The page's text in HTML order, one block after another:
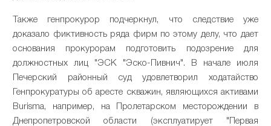
Также генпрокурор подчеркнул, что следствие уже
доказало фиктивность ряда фирм по этому делу, что дает
основания прокурорам подготовить подозрение для
должностных лиц "ЭСК "Эско-Пивнич". В начале июля
Печерский районный суд удовлетворил ходатайство
Генпрокуратуры об аресте скважин, являющихся активами
Burisma, например, на Пролетарском месторождении в
Днепропетровской области (эксплуатирует "Первая